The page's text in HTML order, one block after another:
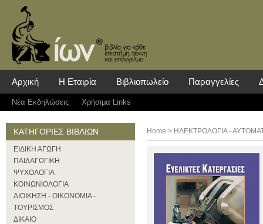
Αρχική Η Εταιρία Βιβλιοπωλείο Παραγγελίες
Νέα Eκδηλώσεις Χρήσιμα Links
ΚΑΤΗΓΟΡΙΕΣ ΒΙΒΛΙΩΝ
ΕΙΔΙΚΗ ΑΓΩΓΗ
ΠΑΙΔΑΓΩΓΙΚΗ
ΨΥΧΟΛΟΓΙΑ
ΚΟΙΝΩΝΙΟΛΟΓΙΑ
ΔΙΟΙΚΗΣΗ - ΟΙΚΟΝΟΜΙΑ -
ΤΟΥΡΙΣΜΟΣ
ΔΙΚΑΙΟ
Home > ΗΛΕΚΤΡΟΛΟΓΙΑ -